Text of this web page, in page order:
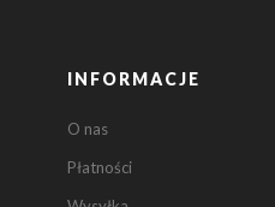
INFORMACJE
O nas
Płatności